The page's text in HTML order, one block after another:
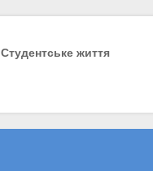
Студентське життя